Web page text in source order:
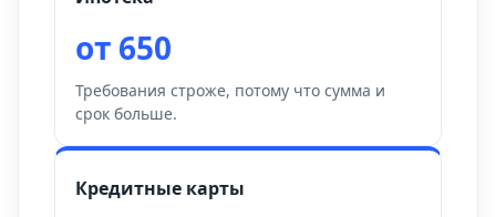
от 650
Требования строже, потому что сумма и
срок больше.
Кредитные карты